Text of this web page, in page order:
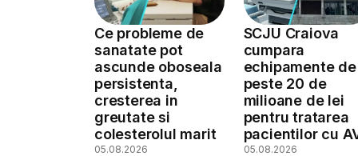
Ce probleme de
sanatate pot
ascunde oboseala
persistenta,
cresterea in
greutate si
colesterolul marit
05.08.2026
SCJU Craiova
cumpara
echipamente de
peste 20 de
milioane de lei
pentru tratarea
pacientilor cu
05.08.2026